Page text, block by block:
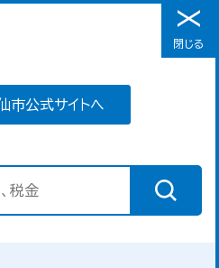
メニュー
市公式サイトへ
閉じる